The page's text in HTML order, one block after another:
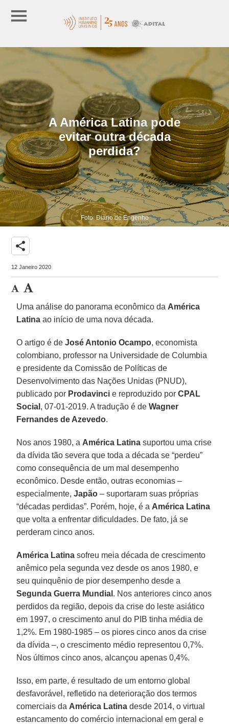
A América Latina pode
evitar outra década
perdida?
Foto: Diario de Engenho
share
12 Janeiro 2020
Uma análise do panorama econômico da América
Latina ao início de uma nova década.
O artigo é deJosé Antonio Ocampo, economista
colombiano, professor na Universidade de Columbia
e presidente da Comissão de Políticas de
Desenvolvimento das Nações Unidas (PNUD),
publicado por Prodavinci e reproduzido porCPAL
Social , 07-01-2019. A tradução é deWagner
Fernandes de Azevedo.
Nos anos 1980, a América Latina suportou uma crise
da dívida tão severa que toda a década se “perdeu”
como consequência de um mal desempenho
econômico. Desde então, outras economias –
especialmente,Japão – suportaram suas próprias
“décadas perdidas”. Porém, hoje, é a América Latina
que volta a enfrentar dificuldades. De fato, já se
perderam cinco anos.
América Latina sofreu meia década de crescimento
anêmico pela segunda vez desde os anos 1980, e
seu quinquênio de pior desempenho desde a
Segunda Guerra Mundial . Nos anteriores cinco anos
perdidos da região, depois da crise do leste asiático
em 1997, o crescimento anul do PIB tinha média de
1,2%. Em 1980-1985 – os piores cinco anos da crise
da dívida –, o crescimento médio representou 0,7%.
Nos últimos cinco anos, alcançou apenas 0,4%.
Isso, em parte, é resultado de um entorno global
desfavorável, refletido na deterioração dos termos
comerciais da América Latina desde 2014, o virtual
estancamento do comércio internacional em geral e